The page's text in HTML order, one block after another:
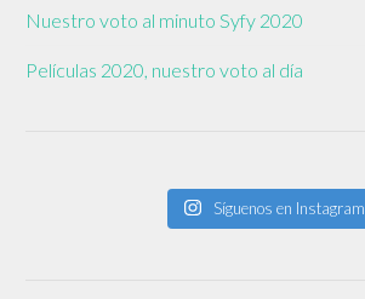
Nuestro voto al minuto Syfy 2020
Películas 2020, nuestro voto al día
Síguenos en Instagram